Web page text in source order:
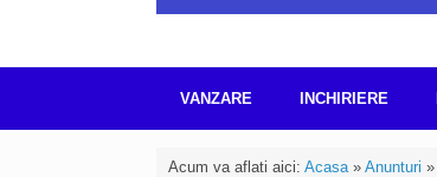
VANZARE INCHIRIERE
Acum va aflati aici: Acasa» Anunturi »